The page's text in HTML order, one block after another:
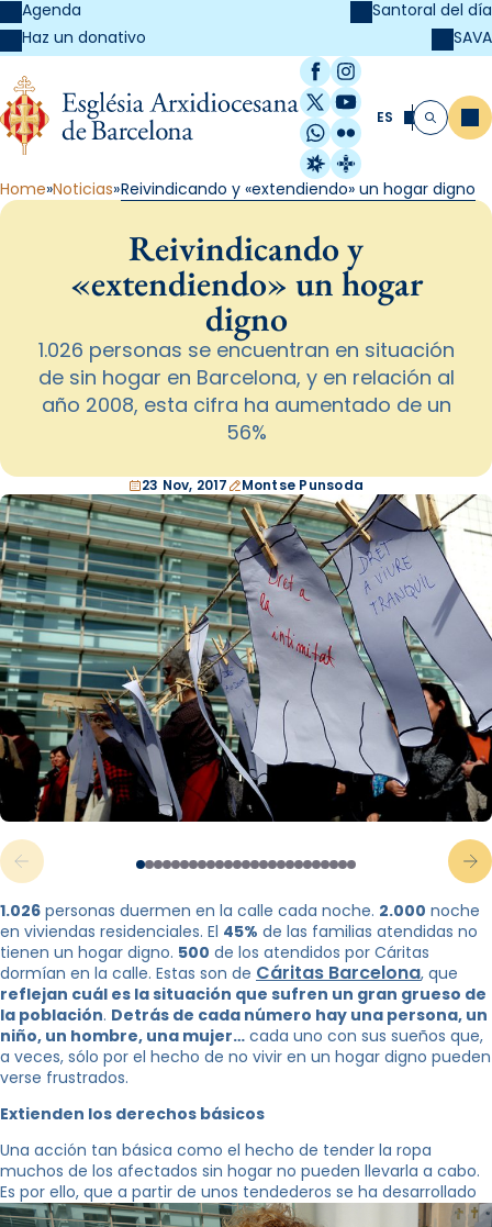
Agenda
Haz un donativo
Santoral del día
SAVA
Facebook
Instagram
X / Twitter
YouTube
WhatsApp
Flickr
Radio Estel
Catalunya
ES Buscar
Home Noticias Reivindicando y «extendiendo» un hogar digno
Reivindicando y
«extendiendo» un hogar
digno
1.026 personas se encuentran en situación
de sin hogar en Barcelona, y en relación al
año 2008, esta cifra ha aumentado de un
56%
23 Nov, 2017 Montse Punsoda
1.026 personas duermen en la calle cada noche. 2.000 noche
en viviendas residenciales. El 45% de las familias atendidas no
tienen un hogar digno. 500 de los atendidos por Cáritas
dormían en la calle. Estas son de Cáritas Barcelona, ​​que
reflejan cuál es la situación que sufren un gran grueso de
la población. Detrás de cada número hay una persona, un
niño, un hombre, una mujer… cada uno con sus sueños que,
a veces, sólo por el hecho de no vivir en un hogar digno pueden
verse frustrados.
Extienden los derechos básicos
Una acción tan básica como el hecho de tender la ropa
muchos de los afectados sin hogar no pueden llevarla a cabo.
Es por ello, que a partir de unos tendederos se ha desarrollado